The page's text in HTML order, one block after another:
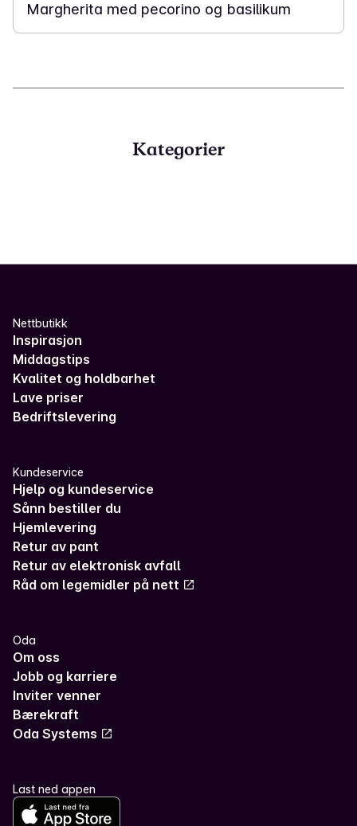
Margherita med pecorino og basilikum
Kategorier
Nettbutikk
Inspirasjon
Middagstips
Kvalitet og holdbarhet
Lave priser
Bedriftslevering
Kundeservice
Hjelp og kundeservice
Sånn bestiller du
Hjemlevering
Retur av pant
Retur av elektronisk avfall
Råd om legemidler på nett
Oda
Om oss
Jobb og karriere
Inviter venner
Bærekraft
Oda Systems
Last ned appen